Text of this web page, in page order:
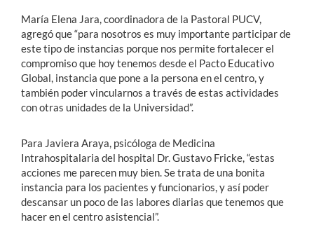
María Elena Jara, coordinadora de la Pastoral PUCV,
agregó que “para nosotros es muy importante participar de
este tipo de instancias porque nos permite fortalecer el
compromiso que hoy tenemos desde el Pacto Educativo
Global, instancia que pone a la persona en el centro, y
también poder vincularnos a través de estas actividades
con otras unidades de la Universidad”.
Para Javiera Araya, psicóloga de Medicina
Intrahospitalaria del hospital Dr. Gustavo Fricke, “estas
acciones me parecen muy bien. Se trata de una bonita
instancia para los pacientes y funcionarios, y así poder
descansar un poco de las labores diarias que tenemos que
hacer en el centro asistencial”.